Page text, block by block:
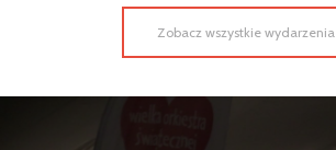
Zobacz wszystkie wydarzenia